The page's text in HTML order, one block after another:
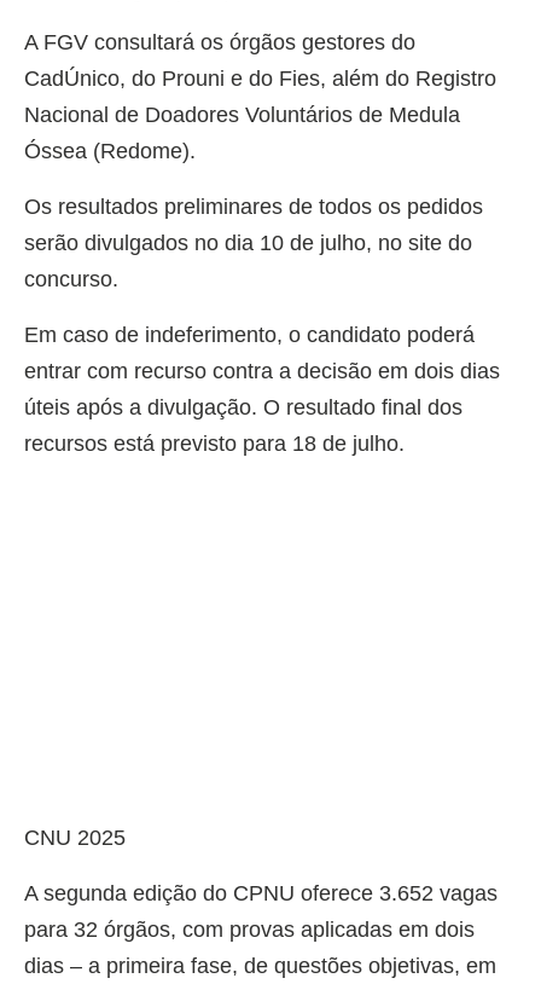
A FGV consultará os órgãos gestores do
CadÚnico, do Prouni e do Fies, além do Registro
Nacional de Doadores Voluntários de Medula
Óssea (Redome).
Os resultados preliminares de todos os pedidos
serão divulgados no dia 10 de julho, no site do
concurso.
Em caso de indeferimento, o candidato poderá
entrar com recurso contra a decisão em dois dias
úteis após a divulgação. O resultado final dos
recursos está previsto para 18 de julho.
CNU 2025
A segunda edição do CPNU oferece 3.652 vagas
para 32 órgãos, com provas aplicadas em dois
dias – a primeira fase, de questões objetivas, em